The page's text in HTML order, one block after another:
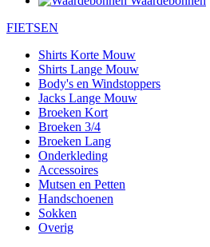
FIETSEN
Shirts Korte Mouw
Shirts Lange Mouw
Body's en Windstoppers
Jacks Lange Mouw
Broeken Kort
Broeken 3/4
Broeken Lang
Onderkleding
Accessoires
Mutsen en Petten
Handschoenen
Sokken
Overig